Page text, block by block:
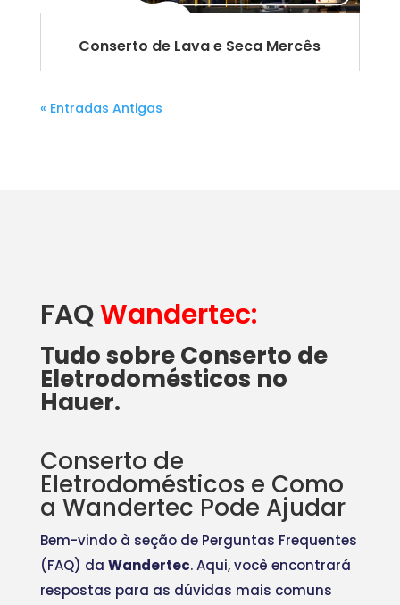
Conserto de Lava e Seca Mercês
« Entradas Antigas
FAQWandertec:
Tudo sobre Conserto de
Eletrodomésticos no
Hauer.
Conserto de
Eletrodomésticos e Como
a Wandertec Pode Ajudar
Bem-vindo à seção de Perguntas Frequentes
(FAQ) da Wandertec. Aqui, você encontrará
respostas para as dúvidas mais comuns